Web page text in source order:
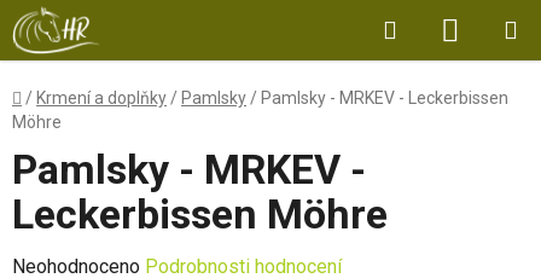
Přejít
na
obsah
Hledat
KOŠÍK
Domů
/ Krmení a doplňky / Pamlsky / Pamlsky - MRKEV - Leckerbissen
Möhre
Pamlsky - MRKEV -
Leckerbissen Möhre
Průměrné
Neohodnoceno Podrobnosti hodnocení